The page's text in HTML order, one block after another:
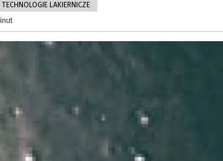
TECHNOLOGIE LAKIERNICZE